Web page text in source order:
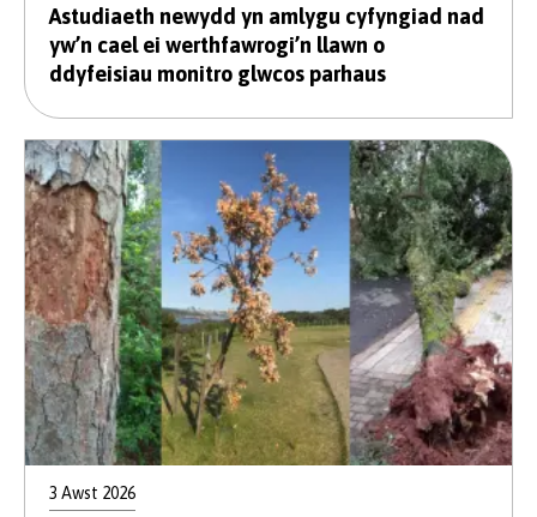
Astudiaeth newydd yn amlygu cyfyngiad nad
yw’n cael ei werthfawrogi’n llawn o
ddyfeisiau monitro glwcos parhaus
3 Awst 2026